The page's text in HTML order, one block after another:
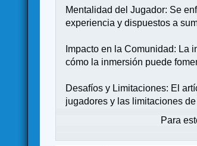
Mentalidad del Jugador: Se
experiencia y dispuestos a
Impacto en la Comunidad: La
cómo la inmersión puede
Desafíos y Limitaciones: El
jugadores y las limitaciones
Para